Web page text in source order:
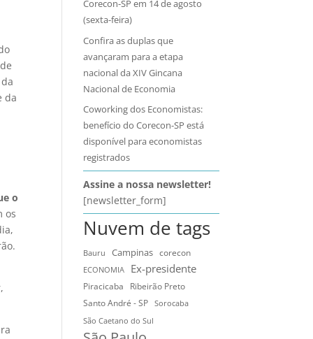
da
o
os
Corecon-SP em 14 de agosto
(sexta-feira)
Confira as duplas que
avançaram para a etapa
nacional da XIV Gincana
Nacional de Economia
Coworking dos Economistas:
benefício do Corecon-SP está
disponível para economistas
registrados
Assine a nossa newsletter!
[newsletter_form]
Nuvem de tags
Bauru Campinas
corecon
ECONOMIA
Ex-presidente
Piracicaba
Ribeirão Preto
Santo André - SP
Sorocaba
São Caetano do Sul